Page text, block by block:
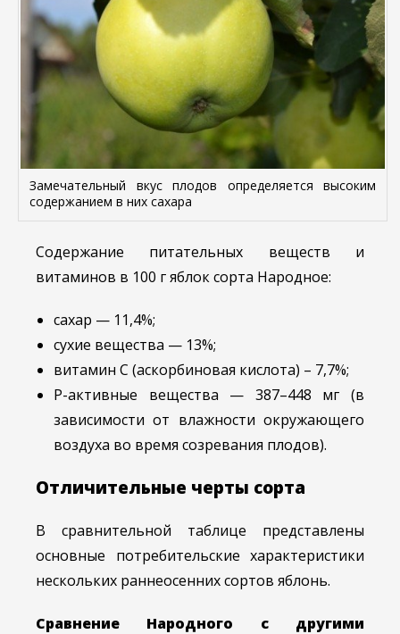
Замечательный вкус плодов определяется высоким
содержанием в них сахара
Содержание питательных веществ и
витаминов в 100 г яблок сорта Народное:
сахар — 11,4%;
сухие вещества — 13%;
витамин C (аскорбиновая кислота) – 7,7%;
P-активные вещества — 387–448 мг (в
зависимости от влажности окружающего
воздуха во время созревания плодов).
Отличительные черты сорта
В сравнительной таблице представлены
основные потребительские характеристики
нескольких раннеосенних сортов яблонь.
Сравнение Народного с другими